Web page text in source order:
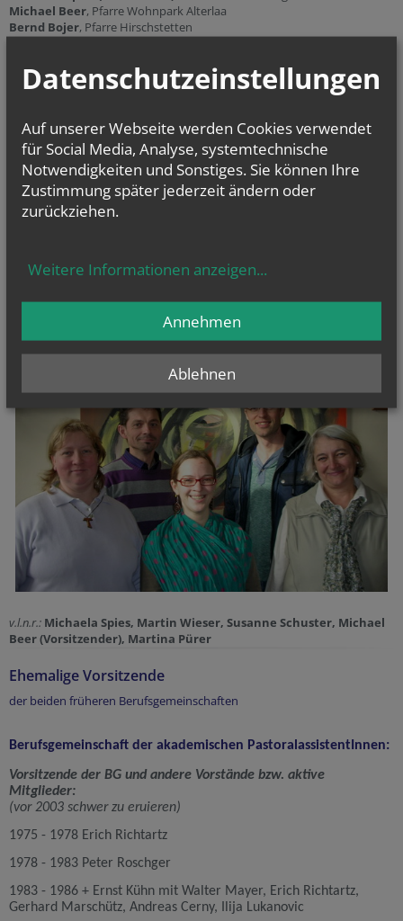
Michael Beer, Pfarre Wohnpark Alterlaa
Bernd Bojer, Pfarre Hirschstetten
Vorstand der Berufsgemeinschaft der
2016 - 2017
Am 17. Februar 2016 wurde bei der
Vollversammlung der akademischen
PastoralassistentInnen ein neuer Vorstand gewählt:
PastoralassistentInnen
v.l.n.r.: Michaela Spies, Martin Wieser, Susanne Schuster, Michael
Beer (Vorsitzender), Martina Pürer
Ehemalige Vorsitzende
der beiden früheren Berufsgemeinschaften
Berufsgemeinschaft der akademischen PastoralassistentInnen:
Vorsitzende der BG und andere Vorstände bzw. aktive
Mitglieder:
(vor 2003 schwer zu eruieren)
1975 - 1978 Erich Richtartz
1978 - 1983 Peter Roschger
1983 - 1986 + Ernst Kühn mit Walter Mayer, Erich Richtartz,
Gerhard Marschütz, Andreas Cerny, Ilija Lukanovic
Datenschutzeinstellungen
Auf unserer Webseite werden Cookies verwendet
für Social Media, Analyse, systemtechnische
Notwendigkeiten und Sonstiges. Sie können Ihre
Zustimmung später jederzeit ändern oder
zurückziehen.
Weitere Informationen anzeigen...
Ablehnen
Annehmen